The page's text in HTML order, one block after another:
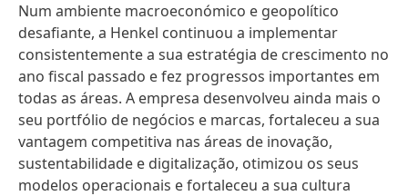
Num ambiente macroeconómico e geopolítico
desafiante, a Henkel continuou a implementar
consistentemente a sua estratégia de crescimento no
ano fiscal passado e fez progressos importantes em
todas as áreas. A empresa desenvolveu ainda mais o
seu portfólio de negócios e marcas, fortaleceu a sua
vantagem competitiva nas áreas de inovação,
sustentabilidade e digitalização, otimizou os seus
modelos operacionais e fortaleceu a sua cultura